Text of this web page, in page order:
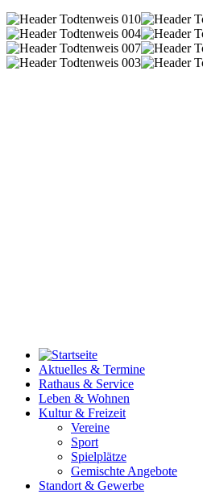
Aktuelles & Termine
Rathaus & Service
Leben & Wohnen
Kultur & Freizeit
Vereine
Sport
Spielplätze
Gemischte Angebote
Standort & Gewerbe